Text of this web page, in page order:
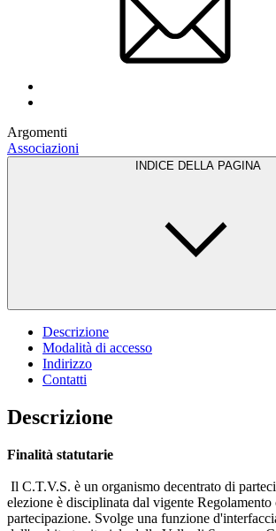
Argomenti
Associazioni
INDICE DELLA PAGINA
Descrizione
Modalità di accesso
Indirizzo
Contatti
Descrizione
Finalità statutarie
Il C.T.V.S. è un organismo decentrato di
elezione è disciplinata dal vigente Regolamento
partecipazione. Svolge una funzione